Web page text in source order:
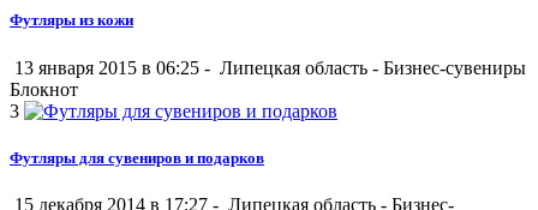
Футляры из кожи
13 января 2015 в 06:25 - Липецкая область - Бизнес-сувениры
Блокнот
3
Футляры для сувениров и подарков
15 декабря 2014 в 17:27 - Липецкая область - Бизнес-